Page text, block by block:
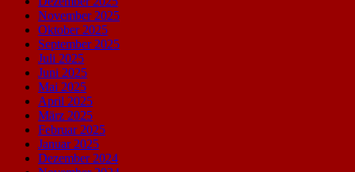
November 2025
Oktober 2025
September 2025
Juli 2025
Juni 2025
Mai 2025
April 2025
März 2025
Februar 2025
Januar 2025
Dezember 2024